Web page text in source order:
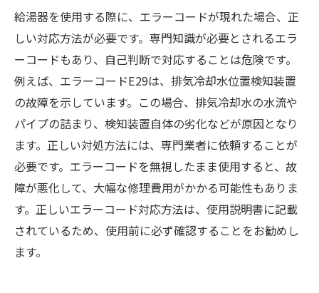
給湯器を使用する際に、エラーコードが現れた場合、正
しい対応方法が必要です。専門知識が必要とされるエラ
ーコードもあり、自己判断で対応することは危険です。
例えば、エラーコードE29は、排気冷却水位置検知装置
の故障を示しています。この場合、排気冷却水の水流や
パイプの詰まり、検知装置自体の劣化などが原因となり
ます。正しい対処方法には、専門業者に依頼することが
必要です。エラーコードを無視したまま使用すると、故
障が悪化して、大幅な修理費用がかかる可能性もありま
す。正しいエラーコード対応方法は、使用説明書に記載
されているため、使用前に必ず確認することをお勧めし
ます。